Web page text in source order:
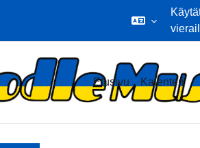
Etusivu Kalenteri